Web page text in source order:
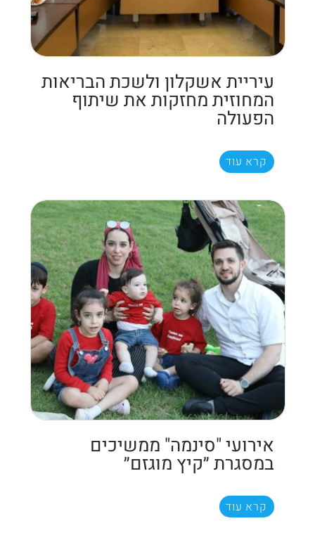
עיריית אשקלון ולשכת הבריאות
המחוזית מחזקות את שיתוף
הפעולה
קרא עוד
אירועי "סינמה" ממשיכים
במסגרת ״קיץ מוגזם״
קרא עוד